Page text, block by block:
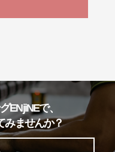
ENjiNEで、
みませんか？